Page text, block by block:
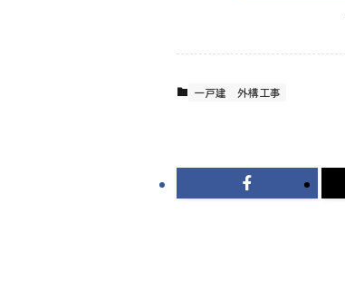
一戸建 外構工事